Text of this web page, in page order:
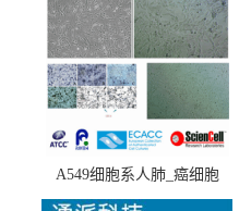
A549细胞系人肺_癌细胞
(A549细胞)